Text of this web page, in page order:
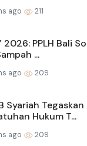
ago 211
2026: PPLH Bali
...
ago 209
Syariah
Hukum T...
ago 209